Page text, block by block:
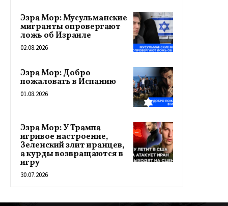
Эзра Мор: Мусульманские
мигранты опровергают
ложь об Израиле
02.08.2026
Эзра Мор: Добро
пожаловать в Испанию
01.08.2026
Эзра Мор: У Трампа
игривое настроение,
Зеленский злит иранцев,
а курды возвращаются в
игру
30.07.2026